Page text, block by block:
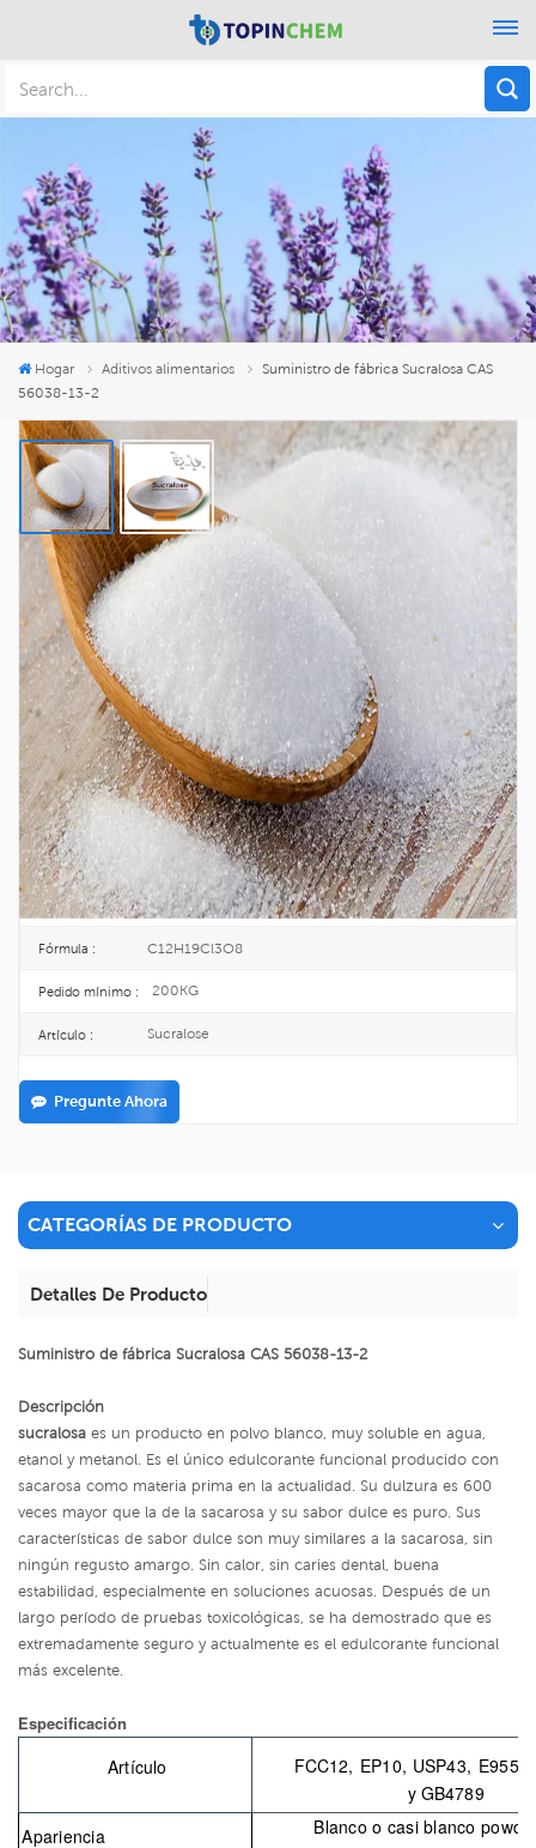
Hogar Aditivos alimentarios
Suministro de fábrica Sucralosa CAS
56038-13-2
Suministro De Fábrica Sucralosa CAS
56038-13-2
La sucralosa es el producto con el más alto nivel de desarrollo e
investigación de edulcorantes de alta dulzura en el mundo en la actualidad,
y tiene un excelente desempeño.
No CAS. : 56038-13-2
EINECS : 259-952-2
Paquete : 25KG/CARTON
Marca : TOPINCHEM®
Origen : CHINA
Fórmula : C12H19Cl3O8
Pedido mínimo : 200KG
Artículo : Sucralose
Pregunte Ahora
CATEGORÍAS DE PRODUCTO
Detalles De Producto
Suministro de fábrica Sucralosa CAS 56038-13-2
Descripción
sucralosa es un producto en polvo blanco, muy soluble en agua,
etanol y metanol. Es el único edulcorante funcional producido con
sacarosa como materia prima en la actualidad. Su dulzura es 600
veces mayor que la de la sacarosa y su sabor dulce es puro. Sus
características de sabor dulce son muy similares a la sacarosa, sin
ningún regusto amargo. Sin calor, sin caries dental, buena
estabilidad, especialmente en soluciones acuosas. Después de un
largo período de pruebas toxicológicas, se ha demostrado que es
extremadamente seguro y actualmente es el edulcorante funcional
más excelente.
Especificación
Artículo FCC12, EP10, USP43, E955,
y GB4789
Apariencia
Blanco o casi blanco pow